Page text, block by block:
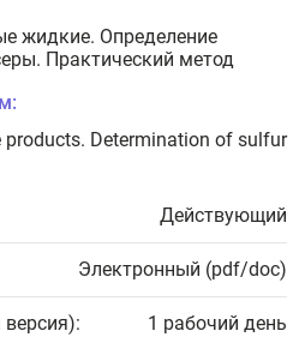
жидкие. Определение
Практический метод
Determination of sulfur
Действующий
Электронный (pdf/doc)
версия): 1 рабочий день